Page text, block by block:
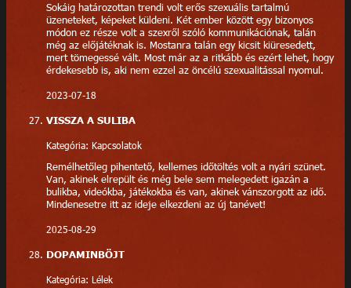
Sokáig határozottan trendi volt erős szexuális tartalmú
üzeneteket, képeket küldeni. Két ember között egy bizonyos
módon ez része volt a szexről szóló kommunikációnak, talán
még az előjátéknak is. Mostanra talán egy kicsit kiüresedett,
mert tömegessé vált. Most már az a ritkább és ezért lehet, hogy
érdekesebb is, aki nem ezzel az öncélú szexualitással nyomul.
2023-07-18
VISSZA A SULIBA
Kategória: Kapcsolatok
Remélhetőleg pihentető, kellemes időtöltés volt a nyári szünet.
Van, akinek elrepült és még bele sem melegedett igazán a
bulikba, videókba, játékokba és van, akinek vánszorgott az idő.
Mindenesetre itt az ideje elkezdeni az új tanévet!
2025-08-29
DOPAMINBÖJT
Kategória: Lélek